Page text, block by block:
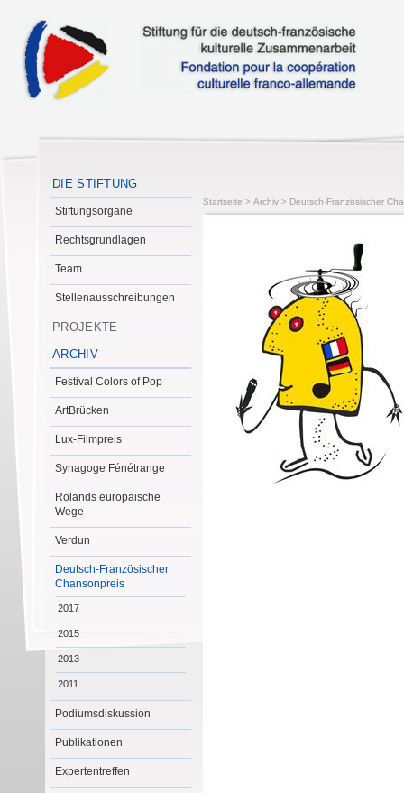
DIE STIFTUNG
Stiftungsorgane
Rechtsgrundlagen
Team
Stellenausschreibungen
PROJEKTE
ARCHIV
Festival Colors of Pop
ArtBrücken
Lux-Filmpreis
Synagoge Fénétrange
Rolands europäische
Wege
Verdun
Deutsch-Französischer
Chansonpreis
2017
2015
2013
2011
Podiumsdiskussion
Publikationen
Expertentreffen
Startseite > Archiv > Deutsch-Französischer